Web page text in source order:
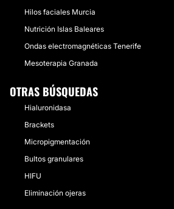
Hilos faciales Murcia
Nutrición Islas Baleares
Ondas electromagnéticas Tenerife
Mesoterapia Granada
OTRAS BÚSQUEDAS
Hialuronidasa
Brackets
Micropigmentación
Bultos granulares
HIFU
Eliminación ojeras